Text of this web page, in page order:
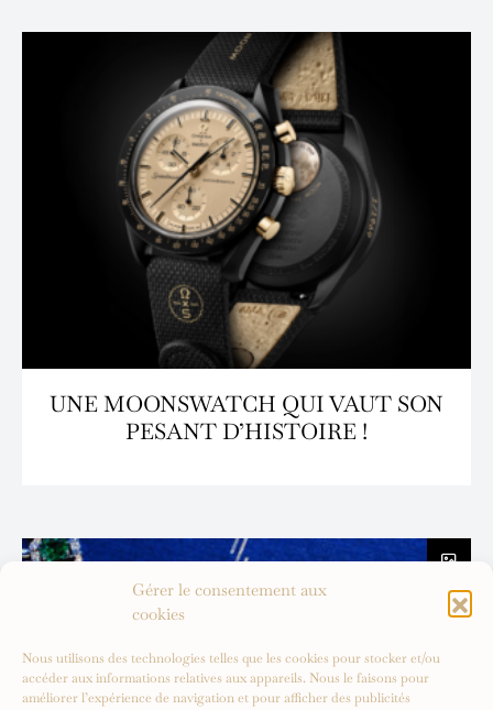
Gérer le consentement aux
cookies
Nous utilisons des technologies telles que les cookies pour stocker et/ou
accéder aux informations relatives aux appareils. Nous le faisons pour
améliorer l’expérience de navigation et pour afficher des publicités
UNE MOONSWATCH QUI VAUT SON
PESANT D’HISTOIRE !